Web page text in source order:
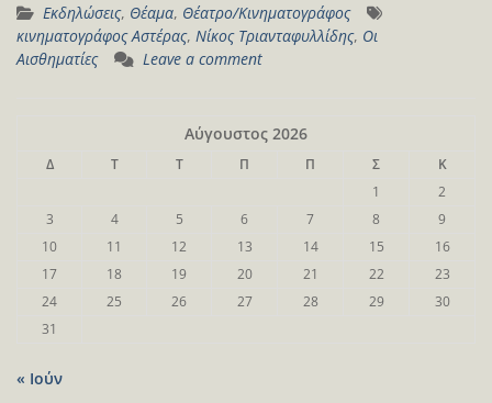
Εκδηλώσεις, Θέαμα, Θέατρο/Κινηματογράφος
κινηματογράφος Αστέρας, Νίκος Τριανταφυλλίδης, Οι
Αισθηματίες
Leave a comment
Αύγουστος 2026
Δ Τ Τ Π Π Σ
Κ
1
2
3
4 5 6 7 8
9
10
11 12 13 14 15
16
17
18 19 20 21 22
23
24
25 26 27 28 29
30
31
« Ιούν